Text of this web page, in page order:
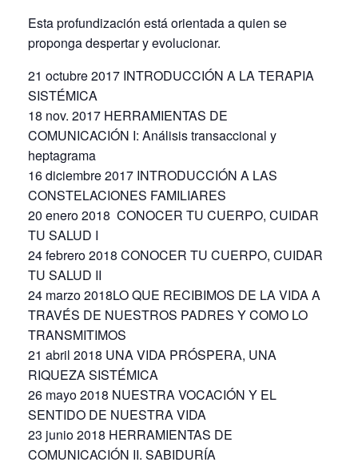
Esta profundización está orientada a quien se
proponga despertar y evolucionar.
21 octubre 2017 INTRODUCCIÓN A LA TERAPIA
SISTÉMICA
18 nov. 2017 HERRAMIENTAS DE
COMUNICACIÓN I: Análisis transaccional y
heptagrama
16 diciembre 2017 INTRODUCCIÓN A LAS
CONSTELACIONES FAMILIARES
20 enero 2018 CONOCER TU CUERPO, CUIDAR
TU SALUD I
24 febrero 2018 CONOCER TU CUERPO, CUIDAR
TU SALUD II
24 marzo 2018LO QUE RECIBIMOS DE LA VIDA A
TRAVÉS DE NUESTROS PADRES Y COMO LO
TRANSMITIMOS
21 abril 2018 UNA VIDA PRÓSPERA, UNA
RIQUEZA SISTÉMICA
26 mayo 2018 NUESTRA VOCACIÓN Y EL
SENTIDO DE NUESTRA VIDA
23 junio 2018 HERRAMIENTAS DE
COMUNICACIÓN II. SABIDURÍA